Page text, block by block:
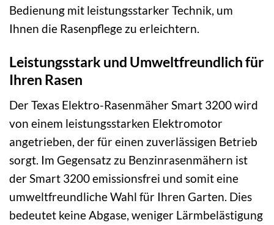
Bedienung mit leistungsstarker Technik, um
Ihnen die Rasenpflege zu erleichtern.
Leistungsstark und Umweltfreundlich für
Ihren Rasen
Der Texas Elektro-Rasenmäher Smart 3200 wird
von einem leistungsstarken Elektromotor
angetrieben, der für einen zuverlässigen Betrieb
sorgt. Im Gegensatz zu Benzinrasenmähern ist
der Smart 3200 emissionsfrei und somit eine
umweltfreundliche Wahl für Ihren Garten. Dies
bedeutet keine Abgase, weniger Lärmbelästigung